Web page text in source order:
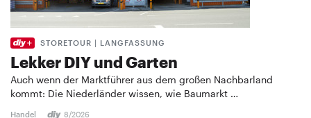
STORETOUR | LANGFASSUNG
Lekker DIY und Garten
Auch wenn der Marktführer aus dem großen Nachbarland
kommt: Die Niederländer wissen, wie Baumarkt …
Handel 8/2026